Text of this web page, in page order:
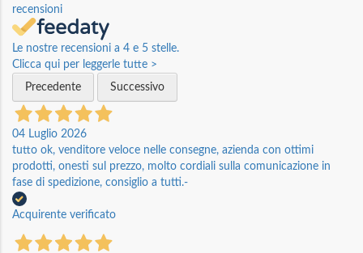
recensioni
Le nostre recensioni a 4 e 5 stelle.
Clicca qui per leggerle tutte >
Precedente
Successivo
04 Luglio 2026
tutto ok, venditore veloce nelle consegne, azienda con ottimi
prodotti, onesti sul prezzo, molto cordiali sulla comunicazione in
fase di spedizione, consiglio a tutti.-
Acquirente verificato